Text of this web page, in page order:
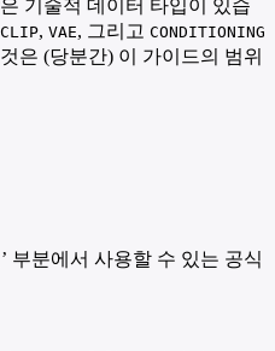
기술적 데이터 타입이 있습
CLIP, VAE, 그리고 CONDITIONING
은 (당분간) 이 가이드의 범위
부분에서 사용할 수 있는 공식